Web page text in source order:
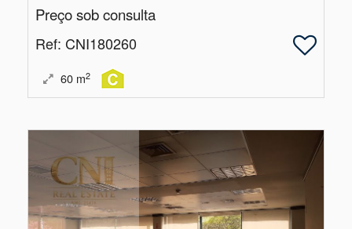
Preço sob consulta
Ref: CNI180260
60 m2